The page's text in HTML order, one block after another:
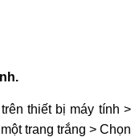
trên thiết bị máy tính >
trang trắng > Chọn